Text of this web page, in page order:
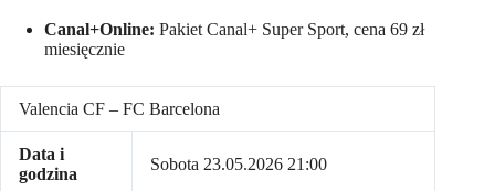
Canal+Online: Pakiet Canal+ Super Sport, cena 69 zł
miesięcznie
Valencia CF – FC Barcelona
Data i
godzina
Sobota 23.05.2026 21:00